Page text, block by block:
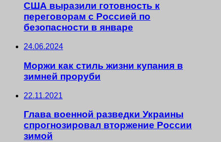
США выразили готовность к
переговорам с Россией по
безопасности в январе
24.06.2024
Моржи как стиль жизни купания в
зимней проруби
22.11.2021
Глава военной разведки Украины
спрогнозировал вторжение России
зимой